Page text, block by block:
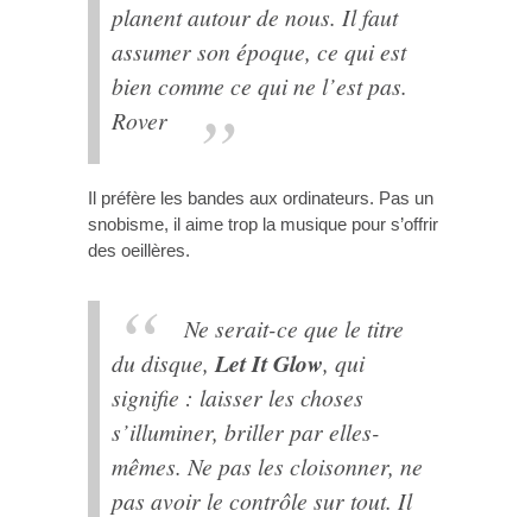
planent autour de nous. Il faut
assumer son époque, ce qui est
bien comme ce qui ne l’est pas.
Rover
Il préfère les bandes aux ordinateurs. Pas un
snobisme, il aime trop la musique pour s’offrir
des oeillères.
Ne serait-ce que le titre
du disque, Let It Glow, qui
signifie : laisser les choses
s’illuminer, briller par elles-
mêmes. Ne pas les cloisonner, ne
pas avoir le contrôle sur tout. Il